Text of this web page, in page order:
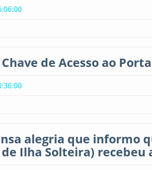
de Acesso ao
alegria que informo
Ilha Solteira) recebeu